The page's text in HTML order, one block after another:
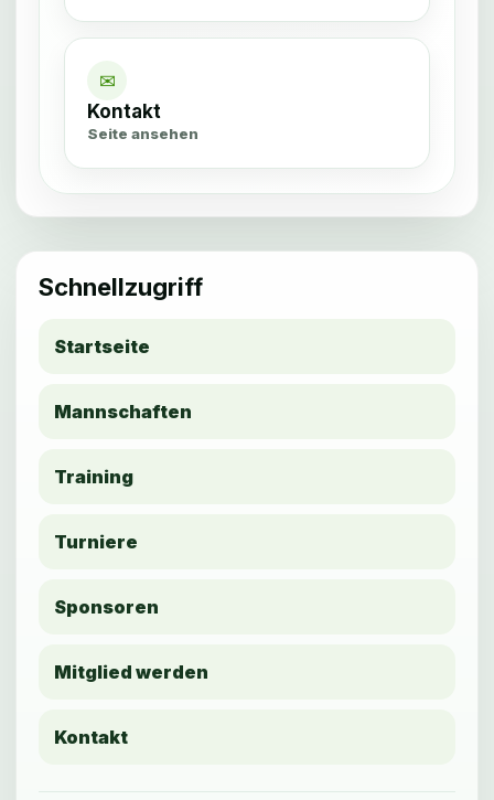
✉
Kontakt
Seite ansehen
Schnellzugriff
Startseite
Mannschaften
Training
Turniere
Sponsoren
Mitglied werden
Kontakt